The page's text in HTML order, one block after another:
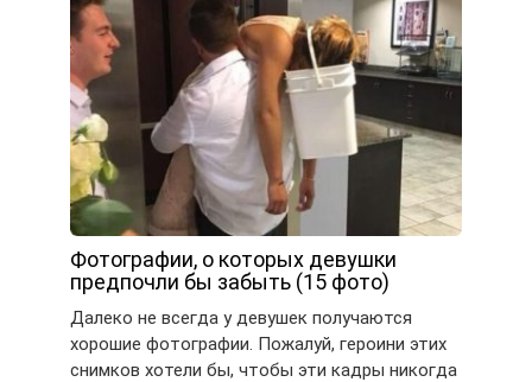
Фотографии, о которых девушки
предпочли бы забыть (15 фото)
Далеко не всегда у девушек получаются
хорошие фотографии. Пожалуй, героини этих
снимков хотели бы, чтобы эти кадры никогда